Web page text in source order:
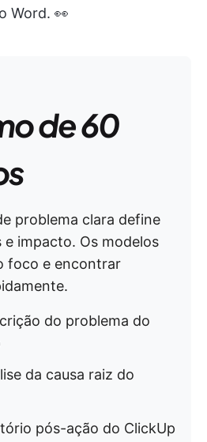
Word. 👀
de 60
problema clara define
e impacto. Os modelos
foco e encontrar
do problema do
da causa raiz do
pós-ação do ClickUp